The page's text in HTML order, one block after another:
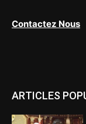
Contactez Nous
ARTICLES